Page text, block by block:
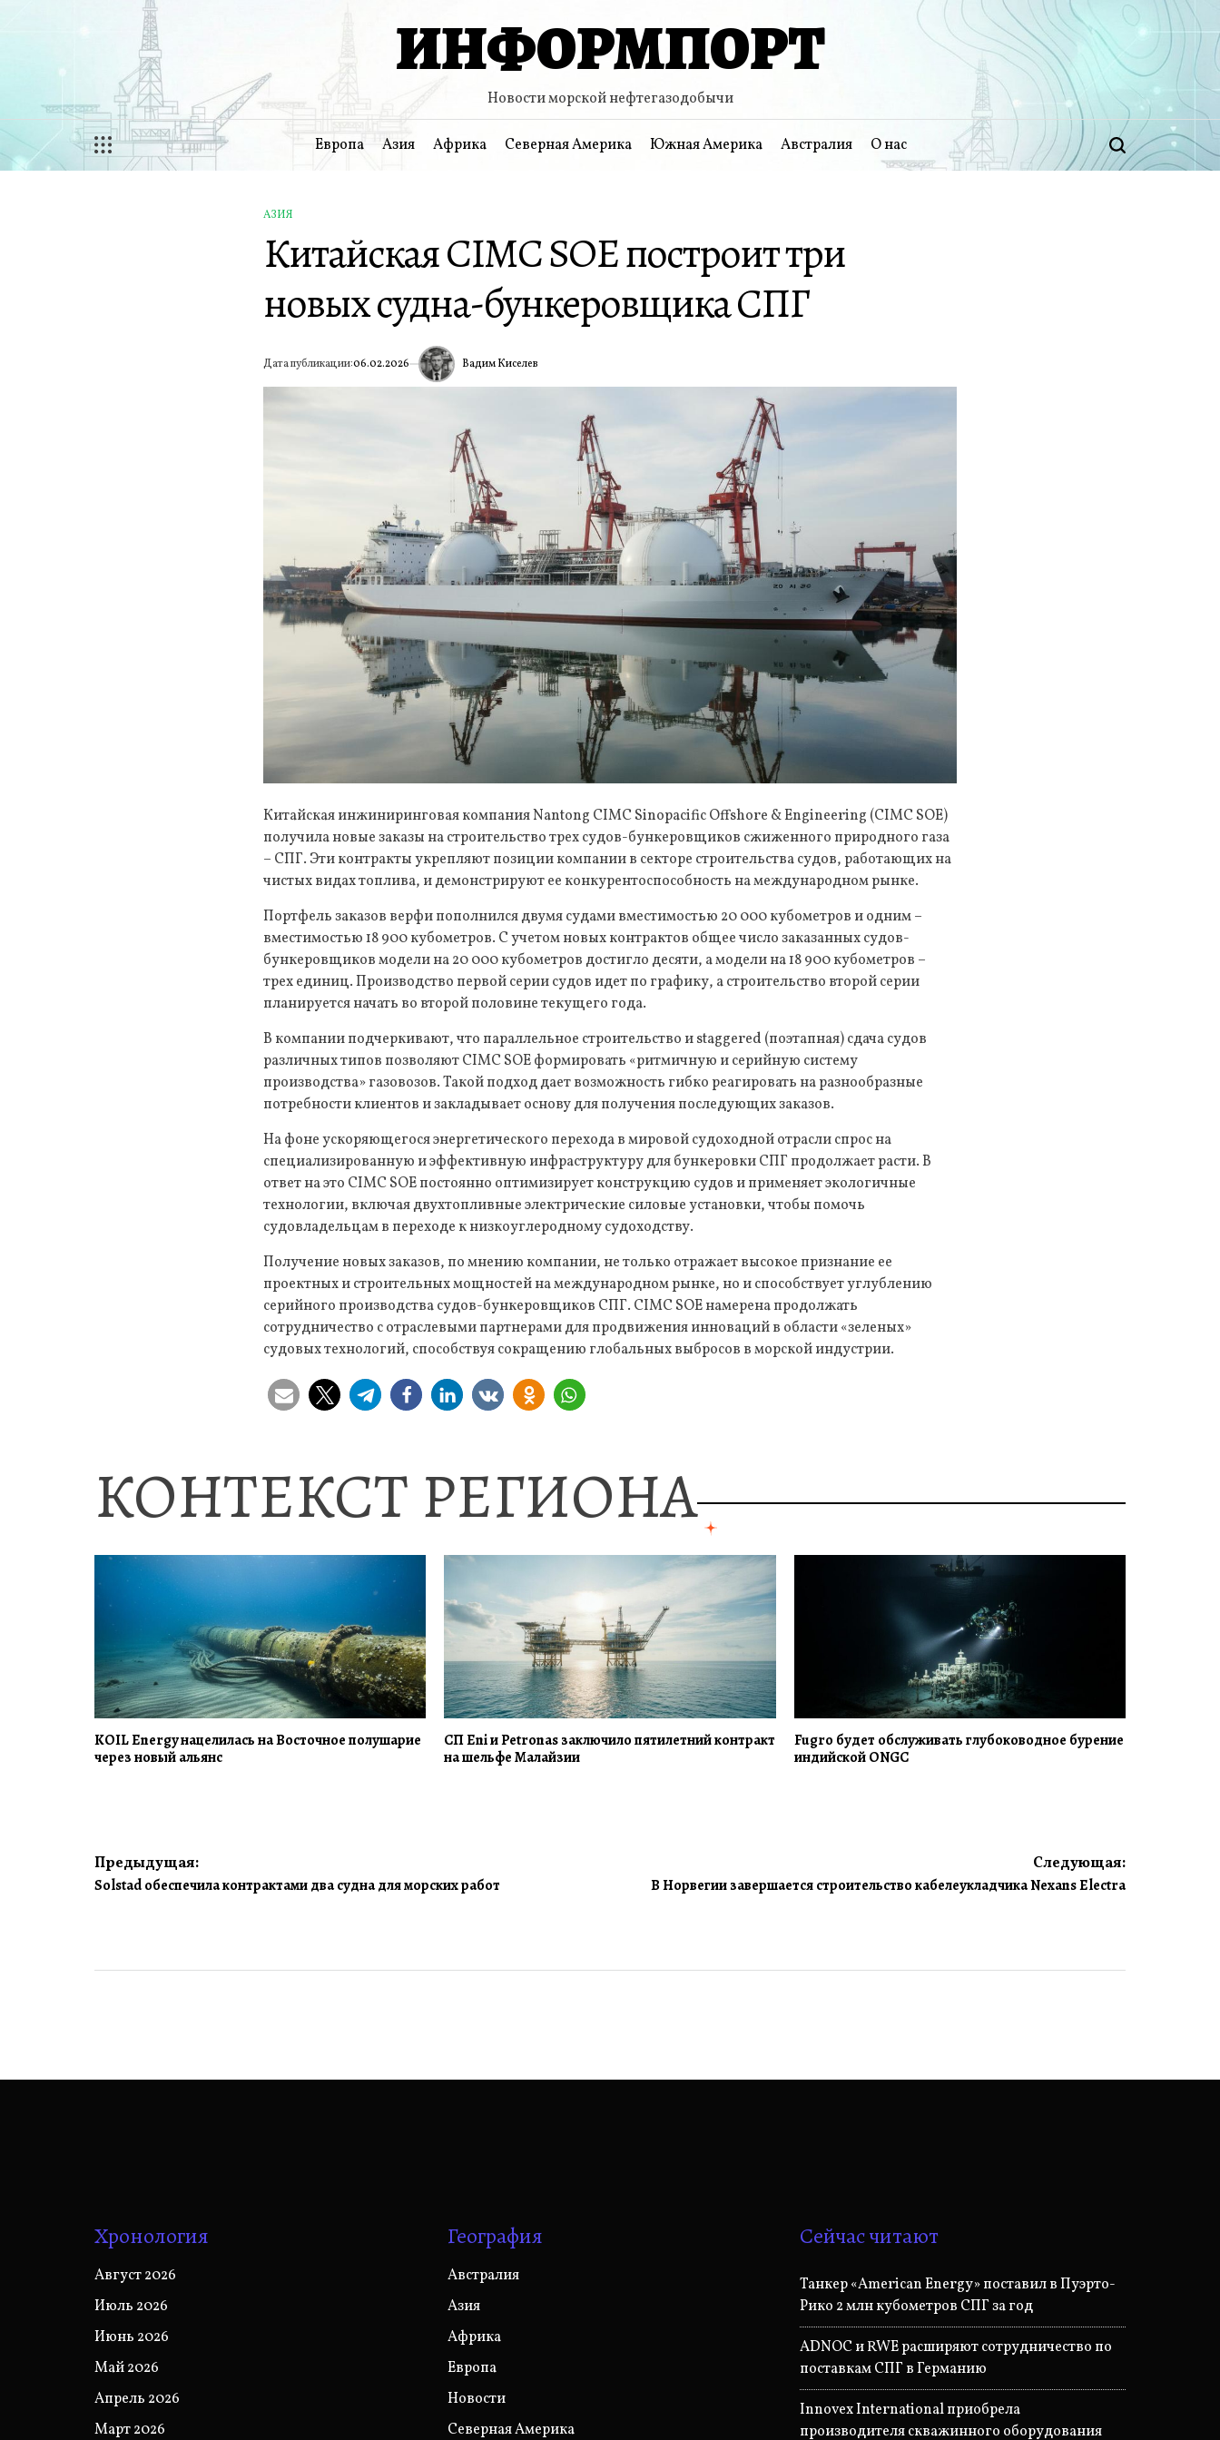
ИНФОРМПОРТ
Новости морской нефтегазодобычи
Европа Азия Африка Северная Америка Южная Америка Австралия О нас Поиск
ОПУБЛИКОВАНО
В
АЗИЯ
Китайская CIMC SOE построит три
новых судна-бункеровщика СПГ
Дата публикации:06.02.2026 ИА Вадим Киселев
Китайская инжиниринговая компания Nantong CIMC Sinopacific Offshore & Engineering (CIMC SOE)
получила новые заказы на строительство трех судов-бункеровщиков сжиженного природного газа
– СПГ. Эти контракты укрепляют позиции компании в секторе строительства судов, работающих на
чистых видах топлива, и демонстрируют ее конкурентоспособность на международном рынке.
Портфель заказов верфи пополнился двумя судами вместимостью 20 000 кубометров и одним –
вместимостью 18 900 кубометров. С учетом новых контрактов общее число заказанных судов-
бункеровщиков модели на 20 000 кубометров достигло десяти, а модели на 18 900 кубометров –
трех единиц. Производство первой серии судов идет по графику, а строительство второй серии
планируется начать во второй половине текущего года.
В компании подчеркивают, что параллельное строительство и staggered (поэтапная) сдача судов
различных типов позволяют CIMC SOE формировать «ритмичную и серийную систему
производства» газовозов. Такой подход дает возможность гибко реагировать на разнообразные
потребности клиентов и закладывает основу для получения последующих заказов.
На фоне ускоряющегося энергетического перехода в мировой судоходной отрасли спрос на
специализированную и эффективную инфраструктуру для бункеровки СПГ продолжает расти. В
ответ на это CIMC SOE постоянно оптимизирует конструкцию судов и применяет экологичные
технологии, включая двухтопливные электрические силовые установки, чтобы помочь
судовладельцам в переходе к низкоуглеродному судоходству.
Получение новых заказов, по мнению компании, не только отражает высокое признание ее
проектных и строительных мощностей на международном рынке, но и способствует углублению
серийного производства судов-бункеровщиков СПГ. CIMC SOE намерена продолжать
сотрудничество с отраслевыми партнерами для продвижения инноваций в области «зеленых»
судовых технологий, способствуя сокращению глобальных выбросов в морской индустрии.
КОНТЕКСТ РЕГИОНА
KOIL Energy нацелилась на Восточное полушарие
через новый альянс
СП Eni и Petronas заключило пятилетний контракт
на шельфе Малайзии
Fugro будет обслуживать глубоководное бурение
индийской ONGC
Навигация
Предыдущая:
Solstad обеспечила контрактами два судна для морских работ
Следующая:
В Норвегии завершается строительство кабелеукладчика Nexans Electra
Хронология
Август 2026
Июль 2026
Июнь 2026
Май 2026
Апрель 2026
Март 2026
География
Австралия
Азия
Африка
Европа
Новости
Северная Америка
Сейчас читают
Танкер «American Energy» поставил в Пуэрто-
Рико 2 млн кубометров СПГ за год
ADNOC и RWE расширяют сотрудничество по
поставкам СПГ в Германию
Innovex International приобрела
производителя скважинного оборудования